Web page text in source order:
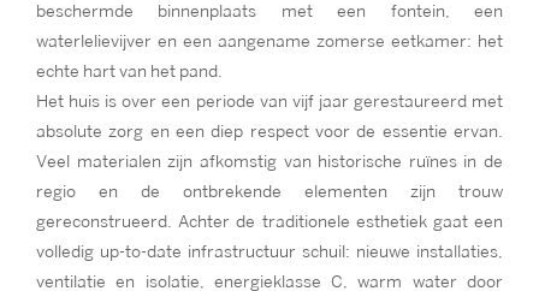
beschermde binnenplaats met een fontein, een
waterlelievijver en een aangename zomerse eetkamer: het
echte hart van het pand.
Het huis is over een periode van vijf jaar gerestaureerd met
absolute zorg en een diep respect voor de essentie ervan.
Veel materialen zijn afkomstig van historische ruïnes in de
regio en de ontbrekende elementen zijn trouw
gereconstrueerd. Achter de traditionele esthetiek gaat een
volledig up-to-date infrastructuur schuil: nieuwe installaties,
ventilatie en isolatie, energieklasse C, warm water door